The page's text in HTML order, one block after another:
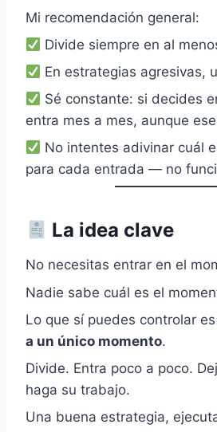
Mi recomendación general:
Divide siempre en al
En estrategias agresivas,
Sé constante: si decides
entra mes a mes, aunque
No intentes adivinar cuál
para cada entrada — no
La idea clave
No necesitas entrar en el
Nadie sabe cuál es el
Lo que sí puedes controlar es
a un único momento.
Divide. Entra poco a poco.
haga su trabajo.
Una buena estrategia,